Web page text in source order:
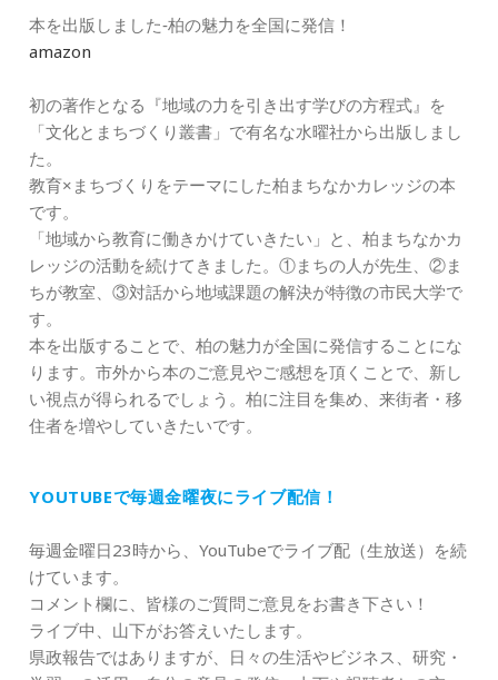
本を出版しました‐柏の魅力を全国に発信！
amazon
初の著作となる『地域の力を引き出す学びの方程式』を
「文化とまちづくり叢書」で有名な水曜社から出版しまし
た。
教育×まちづくりをテーマにした柏まちなかカレッジの本
です。
「地域から教育に働きかけていきたい」と、柏まちなかカ
レッジの活動を続けてきました。①まちの人が先生、②ま
ちが教室、③対話から地域課題の解決が特徴の市民大学で
す。
本を出版することで、柏の魅力が全国に発信することにな
ります。市外から本のご意見やご感想を頂くことで、新し
い視点が得られるでしょう。柏に注目を集め、来街者・移
住者を増やしていきたいです。
YOUTUBEで毎週金曜夜にライブ配信！
毎週金曜日23時から、YouTubeでライブ配（生放送）を続
けています。
コメント欄に、皆様のご質問ご意見をお書き下さい！
ライブ中、山下がお答えいたします。
県政報告ではありますが、日々の生活やビジネス、研究・